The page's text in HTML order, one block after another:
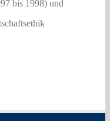
bis 1998) und